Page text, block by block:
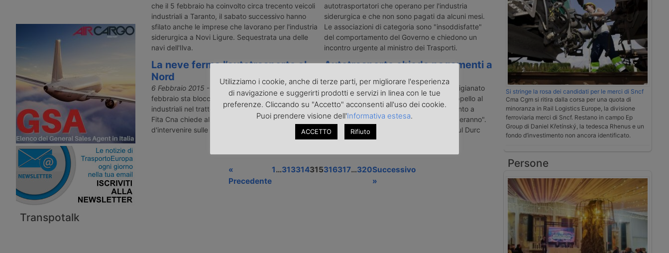
Transpotalk
che il 5 febbraio ha coinvolto circa trecento veicoli
industriali a Taranto, il sabato successivo hanno
sfilato anche le imprese che lavorano per l'industria
siderurgica a Novi Ligure. Sequestrata una delle
navi dell'Ilva.
autotrasportatori che operano per l'industria
siderurgica e che non sono pagati da alcuni mesi.
Le associazioni di categoria sono "insoddisfatte"
del comportamento del Governo e chiedono un
incontro urgente al ministro dei Trasporti.
La neve ferma l’autotrasporto al
Nord
6 Febbraio 2015 - La nevicata iniziata giovedì 5
febbraio sta bloccando la circolazione dei veicoli
industriali nel tratto emiliano dell'autostrada A1. La
Fita Cna chiede al ministero dei Trasporti
d'intervenire sulle società autostradali.
Autotrasporto chiede pagamenti a
trenta giorni
5 Febbraio 2015
- Il presidente di Confartigianato
Trasporti, Amedeo Genedani, lancia un appello al
Governo: "Senza la certezza del pagamento a
trenta giorni, molti autotrasportatori chiuderanno".
Una situazione sorta dalla nuova norma sul Durc
inserita nella Legge di Stabilità 2015.
«
Precedente
1…313314315316317…320Successivo
»
Si stringe la rosa dei candidati per le merci di Sncf
Cma Cgm si ritira dalla corsa per una quota di
minoranza in Rail Logistics Europe, la divisione
ferroviaria merci di Sncf. Restano in campo Ep
Group di Daniel Křetínský, la tedesca Rhenus e un
fondo d’investimento non ancora identificato.
Persone
Utilizziamo i cookie, anche di terze parti, per migliorare l'esperienza
di navigazione e suggerirti prodotti e servizi in linea con le tue
preferenze. Cliccando su "Accetto" acconsenti all'uso dei cookie.
Puoi prendere visione dell'Informativa estesa.
ACCETTO Rifiuto